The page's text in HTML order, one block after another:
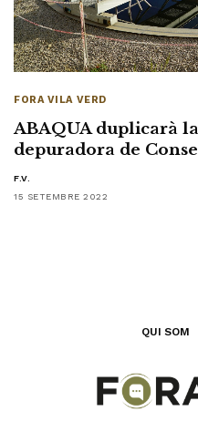
FORA VILA VERD
ABAQUA duplicarà
depuradora de
F.V.
15 SETEMBRE 2022
QUI SOM